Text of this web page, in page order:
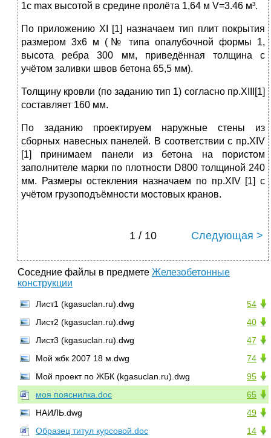
1с max высотой в средине пролёта 1,64 м V=3.46 м³.
По приложению XI [1] назначаем тип плит покрытия
размером 3x6 м (№ типа опалубочной формы 1,
высота ребра 300 мм, приведённая толщина с
учётом заливки швов бетона 65,5 мм).
Толщину кровли (по заданию тип 1) согласно пр.XIII[1]
составляет 160 мм.
По заданию проектируем наружные стены из
сборных навесных панелей. В соответствии с пр.XIV
[1] принимаем панели из бетона на пористом
заполнителе марки по плотности D800 толщиной 240
мм. Размеры остекления назначаем по пр.XIV [1] с
учётом грузоподъёмности мостовых кранов.
1 / 10 Следующая >
Соседние файлы в предмете Железобетонные
конструкции
54
Лист1 (kgasuclan.ru).dwg
40
Лист2 (kgasuclan.ru).dwg
47
Лист3 (kgasuclan.ru).dwg
74
Мой жбк 2007 18 м.dwg
95
Мой проект по ЖБК (kgasuclan.ru).dwg
65
моя пояснилка.doc
49
НАИЛЬ.dwg
14
Образец титул курсовой.doc